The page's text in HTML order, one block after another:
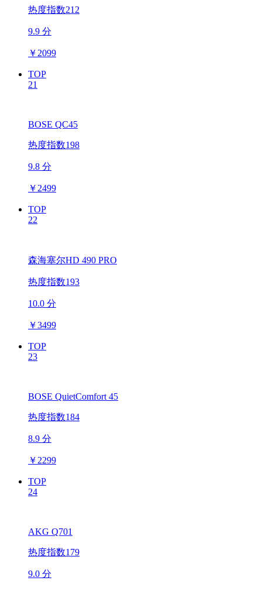
热度指数212
9.9 分
￥ 2099
TOP
21
BOSE QC45
热度指数198
9.8 分
￥ 2499
TOP
22
森海塞尔HD 490 PRO
热度指数193
10.0 分
￥3499
TOP
23
BOSE QuietComfort 45
热度指数184
8.9 分
￥ 2299
TOP
24
AKG Q701
热度指数179
9.0 分